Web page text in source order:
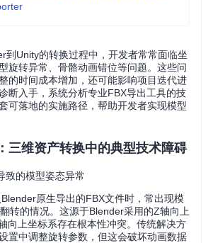
到Unity的转换过程中，开发者常常面临坐
旋转异常、骨骼动画错位等问题。这些问
的时间成本增加，还可能影响项目迭代进
断入手，系统分析专业FBX导出工具的技
可落地的实施路径，帮助开发者实现模型
三维资产转换中的典型技术障碍
致的模型姿态异常
原生导出的FBX文件时，常出现模
转的情况。这源于Blender采用的Z轴向上
向上坐标系存在根本性冲突。传统解决方
置中调整旋转参数，但这会破坏动画数据